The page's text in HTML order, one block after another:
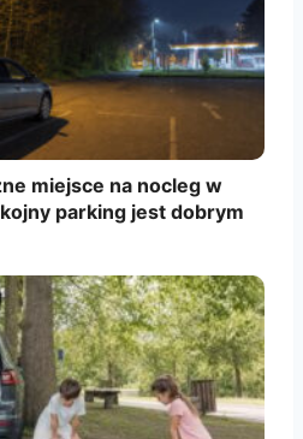
miejsce na nocleg w
parking jest dobrym